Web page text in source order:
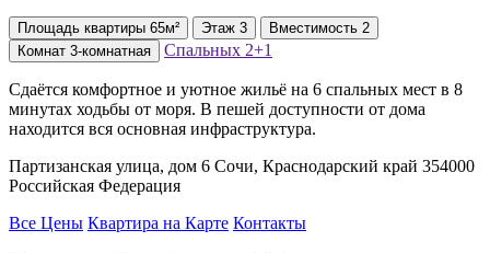
Площадь квартиры 65м² Этаж 3 Вместимость 2
Комнат 3-комнатная Спальных 2+1
Сдаётся комфортное и уютное жильё на 6 спальных мест в 8
минутах ходьбы от моря. В пешей доступности от дома
находится вся основная инфраструктура.
Партизанская улица, дом 6 Сочи, Краснодарский край 354000
Российская Федерация
Все Цены Квартира на Карте Контакты